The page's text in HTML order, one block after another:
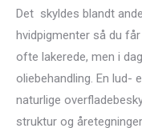
Det skyldes blandt
hvidpigmenter så du
ofte lakerede, men i
oliebehandling. En lud-
naturlige
struktur og